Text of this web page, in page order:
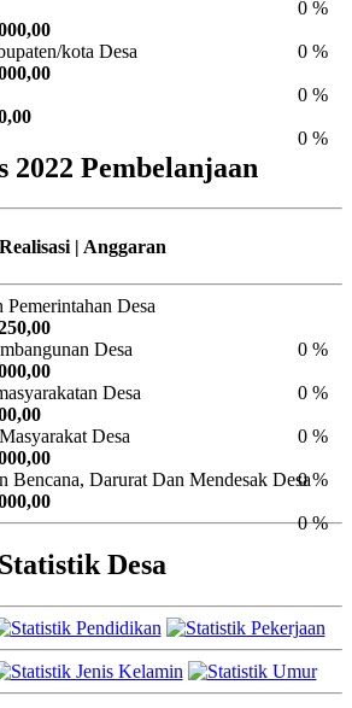
0 %
0 %
kota Desa
0 %
0 %
2022 Pembelanjaan
Realisasi | Anggaran
Desa
0 %
Desa
0 %
Desa
0 %
Desa
0 %
Bencana, Darurat Dan Mendesak Desa
0 %
Statistik Desa